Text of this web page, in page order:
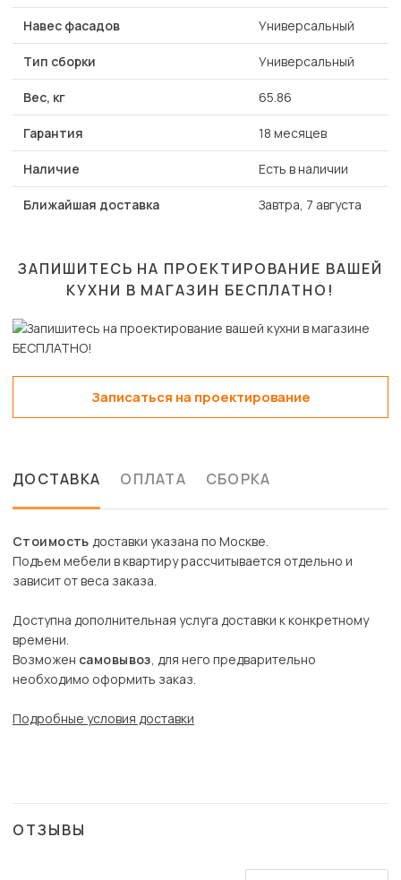
Навес фасадов Универсальный
Тип сборки Универсальный
Вес, кг 65.86
Гарантия 18 месяцев
Наличие Есть в наличии
Ближайшая доставка Завтра, 7 августа
ЗАПИШИТЕСЬ НА ПРОЕКТИРОВАНИЕ ВАШЕЙ
КУХНИ В МАГАЗИН БЕСПЛАТНО!
Записаться на проектирование
ДОСТАВКА ОПЛАТА СБОРКА
Стоимость доставки указана по Москве.
Подъем мебели в квартиру рассчитывается отдельно и
зависит от веса заказа.
Доступна дополнительная услуга доставки к конкретному
времени.
Возможен самовывоз, для него предварительно
необходимо оформить заказ.
Подробные условия доставки
ОТЗЫВЫ